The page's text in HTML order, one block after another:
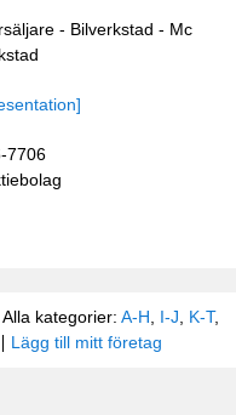
- Bilverkstad - Mc
7706
Alla kategorier: A-H I-J K-T,
Lägg till mitt företag